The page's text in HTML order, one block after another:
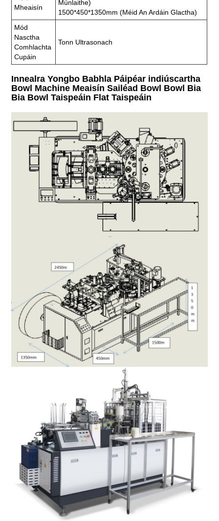
Mheaisín
Múnlaithe)
1500*450*1350mm (méid An Ardáin Glactha)
Mód
Nasctha
Comhlachta
Cupáin
Tonn Ultrasonach
Innealra Yongbo Babhla Páipéar indiúscartha
Bowl Machine Meaisín Sailéad Bowl Bowl Bia
Bia Bowl Taispeáin Flat Taispeáin